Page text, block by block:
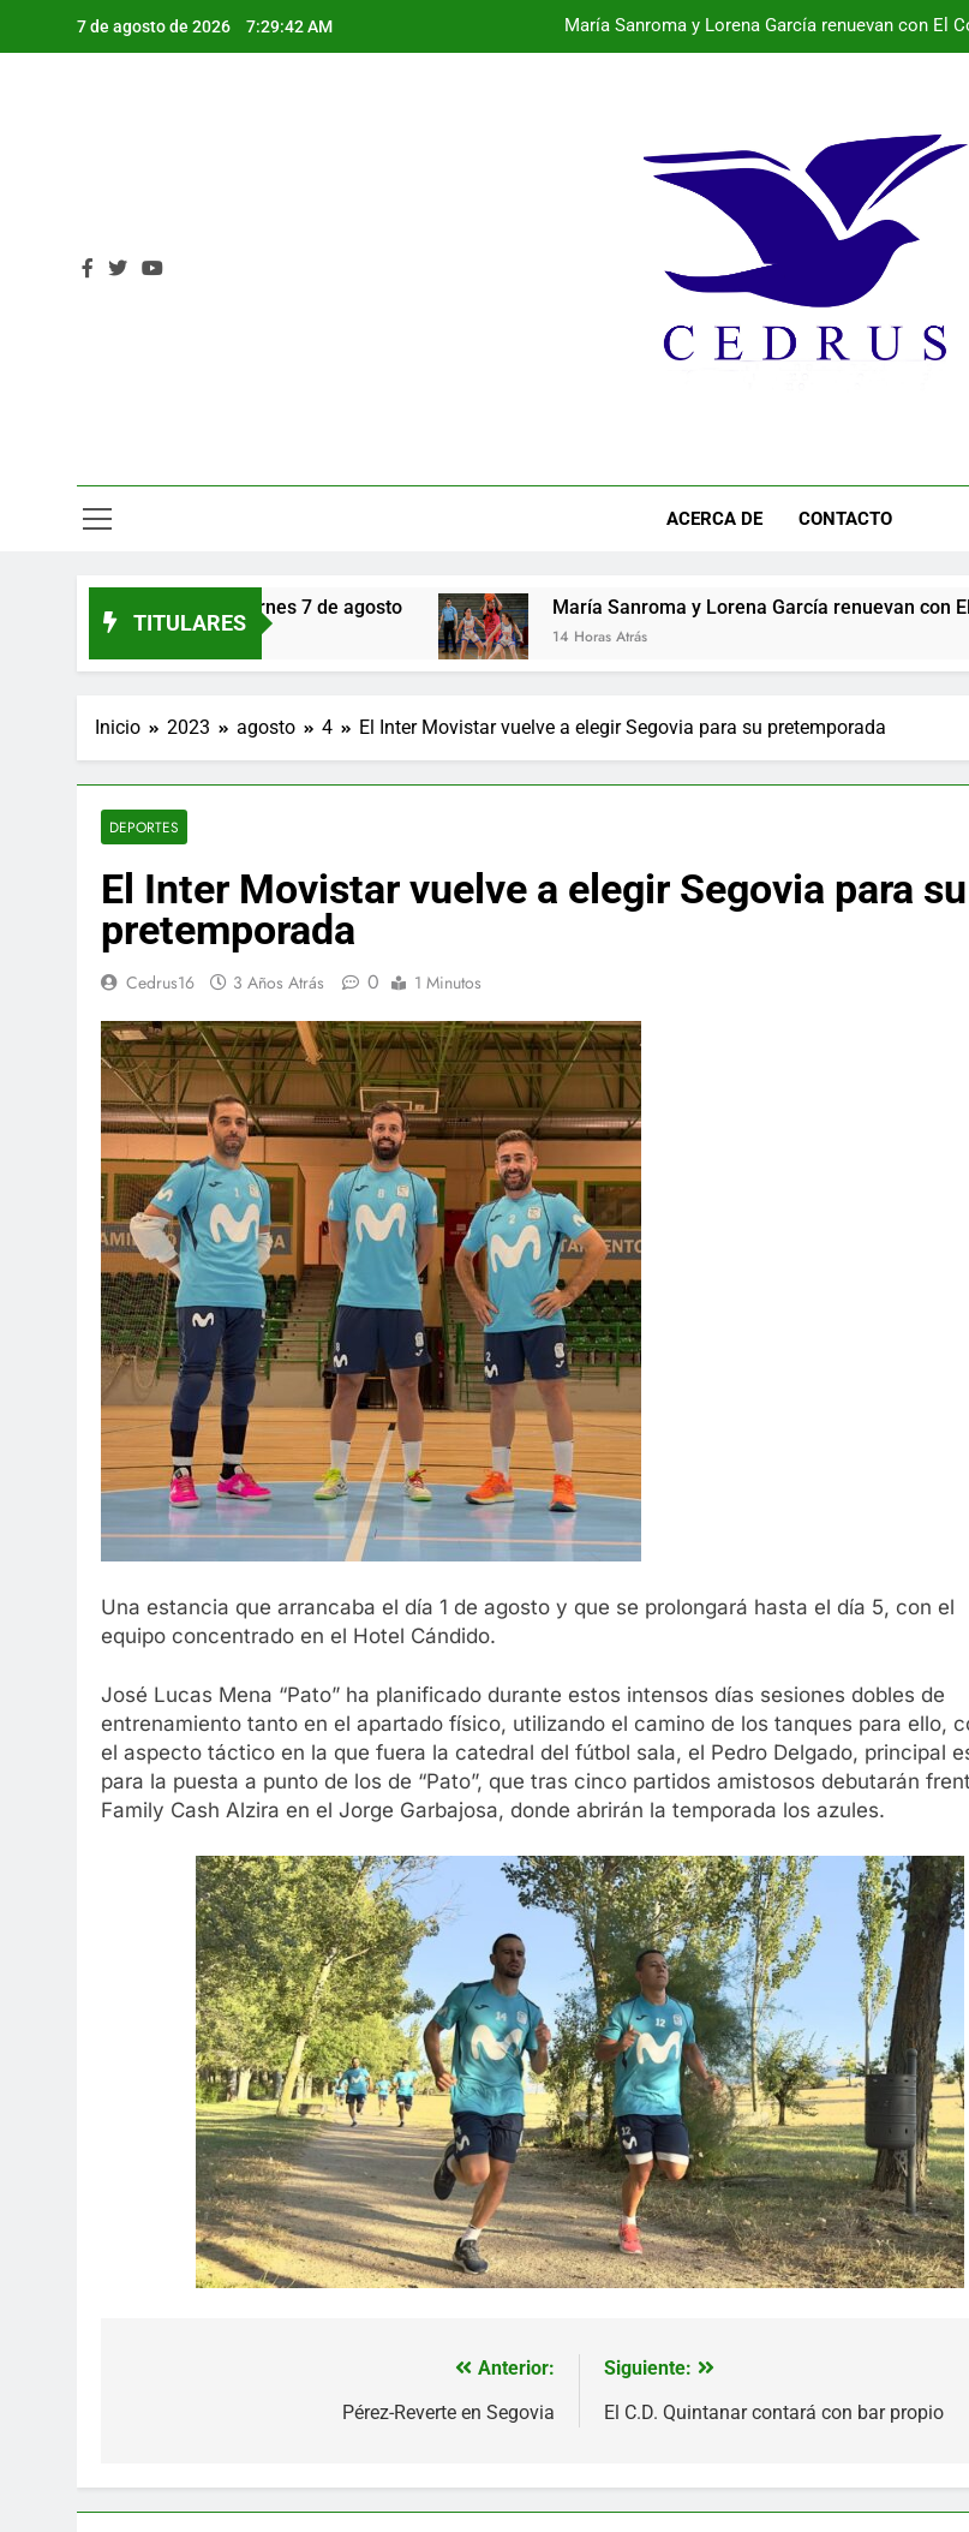
7 de agosto de 2026 7:29:43 AM María Sanroma y Lorena García renuevan con El
Programa de la semana
María Sanroma y Lorena García renuevan con El
Programa de la semana
ACERCA DE CONTACTO
TITULARES
Eresma: viernes 7 de agosto María Sanroma y Lorena García renuevan con El Cochinillo
14 Horas Atrás
Inicio 2023 agosto 4 El Inter Movistar vuelve a elegir Segovia para su pretemporada
DEPORTES
El Inter Movistar vuelve a elegir Segovia para su
pretemporada
Cedrus16 3 Años Atrás 0 1 Minutos
Una estancia que arrancaba el día 1 de agosto y que se prolongará hasta el día 5, con el
equipo concentrado en el Hotel Cándido.
José Lucas Mena “Pato” ha planificado durante estos intensos días sesiones dobles de
entrenamiento tanto en el apartado físico, utilizando el camino de los tanques para ello,
el aspecto táctico en la que fuera la catedral del fútbol sala, el Pedro Delgado, principal
para la puesta a punto de los de “Pato”, que tras cinco partidos amistosos debutarán
Family Cash Alzira en el Jorge Garbajosa, donde abrirán la temporada los azules.
Anterior:
Pérez-Reverte en Segovia
Siguiente:
El C.D. Quintanar contará con bar propio